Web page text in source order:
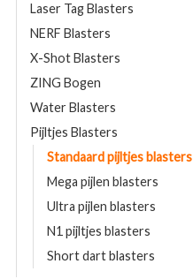
Laser Tag Blasters
NERF Blasters
X-Shot Blasters
ZING Bogen
Water Blasters
Pijltjes Blasters
Standaard pijltjes blasters
Mega pijlen blasters
Ultra pijlen blasters
N1 pijltjes blasters
Short dart blasters